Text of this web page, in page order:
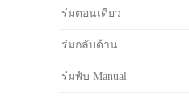
ร่มตอนเดียว
ร่มกลับด้าน
ร่มพับ Manual